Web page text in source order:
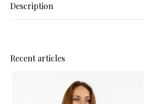
Description
Recent articles